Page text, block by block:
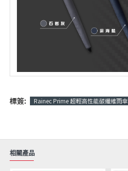
標簽: Rainec Prime 超輕高性能碳纖維雨傘
相關產品